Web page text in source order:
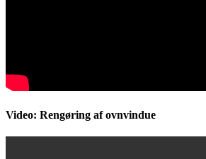
Video: Rengøring af ovnvindue